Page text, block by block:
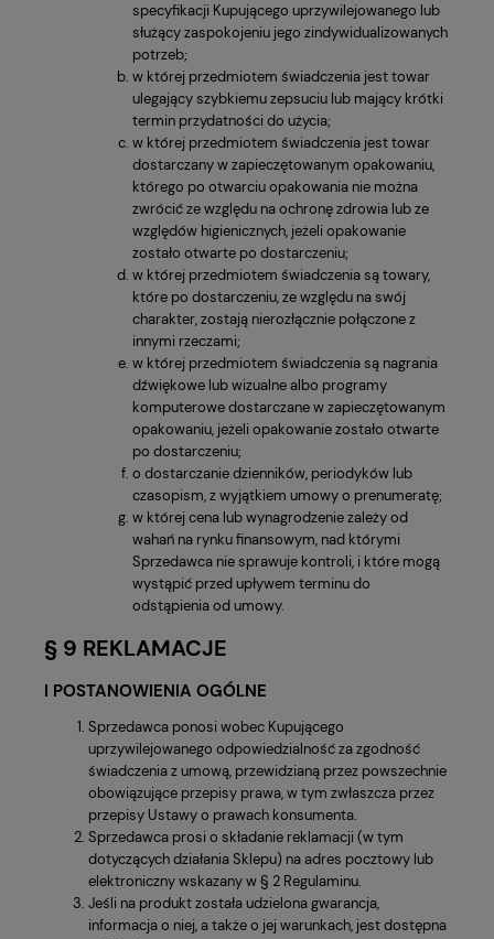
specyfikacji Kupującego uprzywilejowanego lub
służący zaspokojeniu jego zindywidualizowanych
potrzeb;
w której przedmiotem świadczenia jest towar
ulegający szybkiemu zepsuciu lub mający krótki
termin przydatności do użycia;
w której przedmiotem świadczenia jest towar
dostarczany w zapieczętowanym opakowaniu,
którego po otwarciu opakowania nie można
zwrócić ze względu na ochronę zdrowia lub ze
względów higienicznych, jeżeli opakowanie
zostało otwarte po dostarczeniu;
w której przedmiotem świadczenia są towary,
które po dostarczeniu, ze względu na swój
charakter, zostają nierozłącznie połączone z
innymi rzeczami;
w której przedmiotem świadczenia są nagrania
dźwiękowe lub wizualne albo programy
komputerowe dostarczane w zapieczętowanym
opakowaniu, jeżeli opakowanie zostało otwarte
po dostarczeniu;
o dostarczanie dzienników, periodyków lub
czasopism, z wyjątkiem umowy o prenumeratę;
w której cena lub wynagrodzenie zależy od
wahań na rynku finansowym, nad którymi
Sprzedawca nie sprawuje kontroli, i które mogą
wystąpić przed upływem terminu do
odstąpienia od umowy.
§ 9 REKLAMACJE
I POSTANOWIENIA OGÓLNE
Sprzedawca ponosi wobec Kupującego
uprzywilejowanego odpowiedzialność za zgodność
świadczenia z umową, przewidzianą przez powszechnie
obowiązujące przepisy prawa, w tym zwłaszcza przez
przepisy Ustawy o prawach konsumenta.
Sprzedawca prosi o składanie reklamacji (w tym
dotyczących działania Sklepu) na adres pocztowy lub
elektroniczny wskazany w § 2 Regulaminu.
Jeśli na produkt została udzielona gwarancja,
informacja o niej, a także o jej warunkach, jest dostępna